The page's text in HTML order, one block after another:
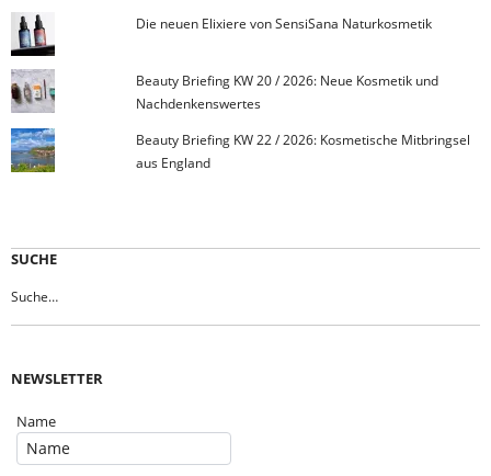
Die neuen Elixiere von SensiSana Naturkosmetik
Beauty Briefing KW 20 / 2026: Neue Kosmetik und
Nachdenkenswertes
Beauty Briefing KW 22 / 2026: Kosmetische Mitbringsel
aus England
SUCHE
NEWSLETTER
Name